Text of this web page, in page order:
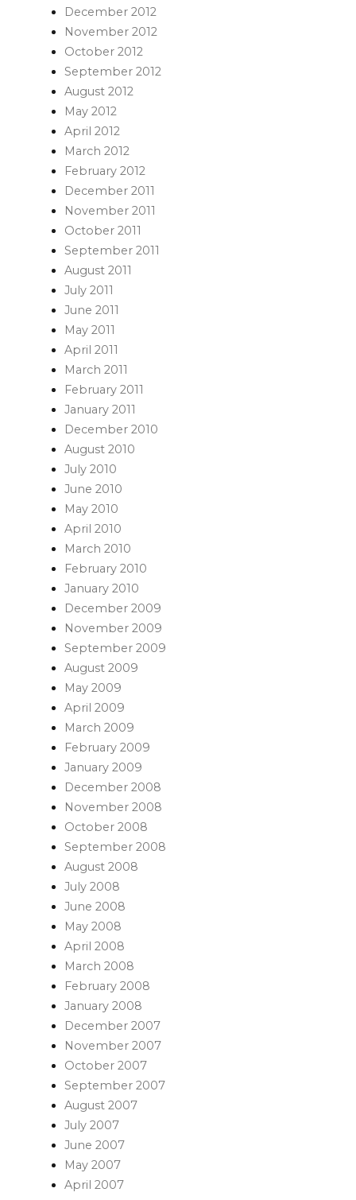
December 2012
November 2012
October 2012
September 2012
August 2012
May 2012
April 2012
March 2012
February 2012
December 2011
November 2011
October 2011
September 2011
August 2011
July 2011
June 2011
May 2011
April 2011
March 2011
February 2011
January 2011
December 2010
August 2010
July 2010
June 2010
May 2010
April 2010
March 2010
February 2010
January 2010
December 2009
November 2009
September 2009
August 2009
May 2009
April 2009
March 2009
February 2009
January 2009
December 2008
November 2008
October 2008
September 2008
August 2008
July 2008
June 2008
May 2008
April 2008
March 2008
February 2008
January 2008
December 2007
November 2007
October 2007
September 2007
August 2007
July 2007
June 2007
May 2007
April 2007